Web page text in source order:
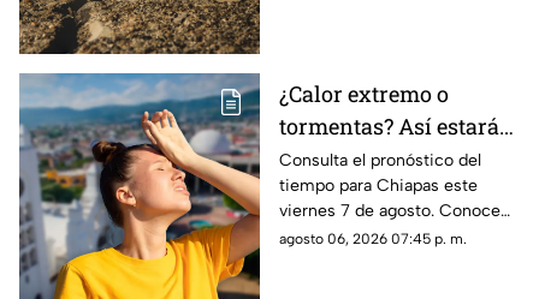
¿Calor extremo o
tormentas? Así estará
el clima este viernes 7
de agosto en Chiapas
Consulta el pronóstico del
tiempo para Chiapas este
viernes 7 de agosto. Conoce
las regiones con probabilidad
agosto 06, 2026 07:45 p. m.